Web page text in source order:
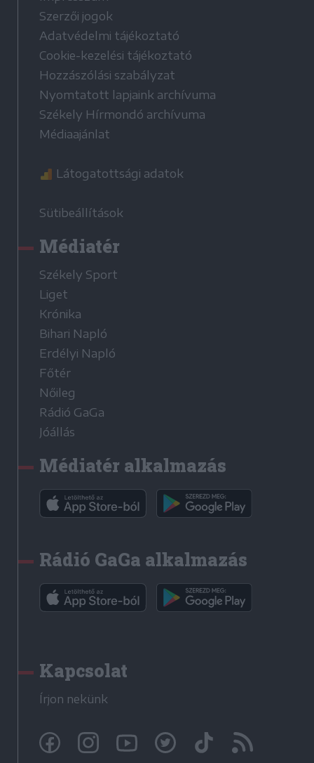
Szerzői jogok
Adatvédelmi tájékoztató
Cookie-kezelési tájékoztató
Hozzászólási szabályzat
Nyomtatott lapjaink archívuma
Székely Hírmondó archívuma
Médiaajánlat
Látogatottsági adatok
Sütibeállítások
Médiatér
Székely Sport
Liget
Krónika
Bihari Napló
Erdélyi Napló
Főtér
Nőileg
Rádió GaGa
Jóállás
Médiatér alkalmazás
Rádió GaGa alkalmazás
Kapcsolat
Írjon nekünk